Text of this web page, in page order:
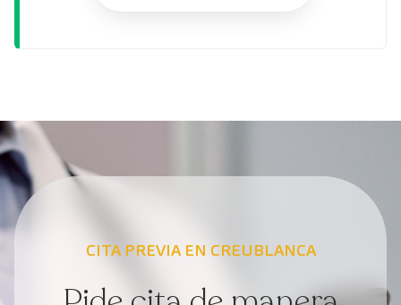
CITA PREVIA EN CREUBLANCA